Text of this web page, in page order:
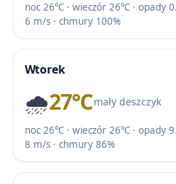
noc 26℃ · wieczór 26℃ · opady
6 m/s · chmury 100%
Wtorek
🌧️27℃mały deszczyk
noc 26℃ · wieczór 26℃ · opady
8 m/s · chmury 86%